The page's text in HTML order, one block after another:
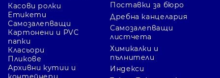
Касови ролки
Етикети
Самозалепващи
Картонени и PVC
папки
Класьори
Пликове
Архивни кутии и
Поставки за бюро
Дребна канцелария
Самозалепващи
листчета
Химикалки и
пълнители
Индекси